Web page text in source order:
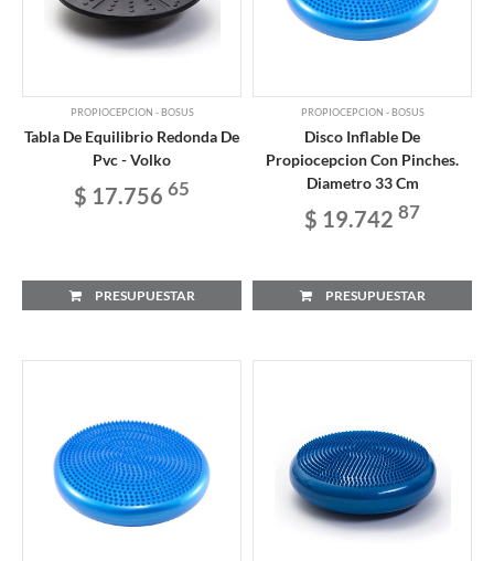
PROPIOCEPCION - BOSUS
Tabla De Equilibrio Redonda De
Pvc - Volko
$ 17.756 65
PRESUPUESTAR
PROPIOCEPCION - BOSUS
Disco Inflable De
Propiocepcion Con Pinches.
Diametro 33 Cm
$ 19.742 87
PRESUPUESTAR